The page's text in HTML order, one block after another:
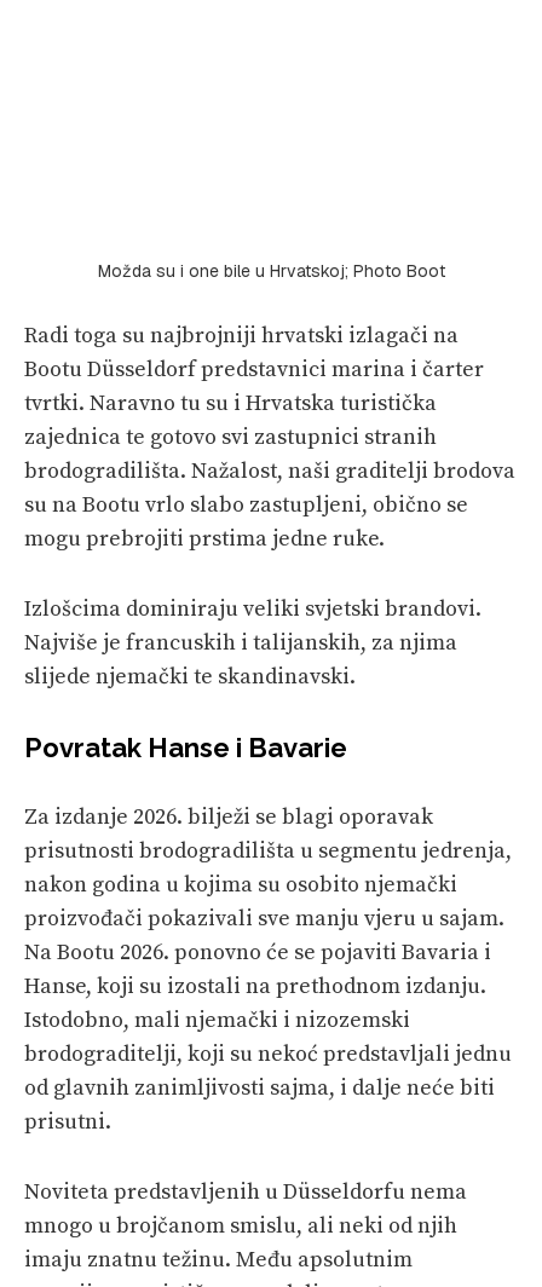
Možda su i one bile u Hrvatskoj; Photo Boot
Radi toga su najbrojniji hrvatski izlagači na
Bootu Düsseldorf predstavnici marina i čarter
tvrtki. Naravno tu su i Hrvatska turistička
zajednica te gotovo svi zastupnici stranih
brodogradilišta. Nažalost, naši graditelji brodova
su na Bootu vrlo slabo zastupljeni, obično se
mogu prebrojiti prstima jedne ruke.
Izlošcima dominiraju veliki svjetski brandovi.
Najviše je francuskih i talijanskih, za njima
slijede njemački te skandinavski.
Povratak Hanse i Bavarie
Za izdanje 2026. bilježi se blagi oporavak
prisutnosti brodogradilišta u segmentu jedrenja,
nakon godina u kojima su osobito njemački
proizvođači pokazivali sve manju vjeru u sajam.
Na Bootu 2026. ponovno će se pojaviti Bavaria i
Hanse, koji su izostali na prethodnom izdanju.
Istodobno, mali njemački i nizozemski
brodograditelji, koji su nekoć predstavljali jednu
od glavnih zanimljivosti sajma, i dalje neće biti
prisutni.
Noviteta predstavljenih u Düsseldorfu nema
mnogo u brojčanom smislu, ali neki od njih
imaju znatnu težinu. Među apsolutnim